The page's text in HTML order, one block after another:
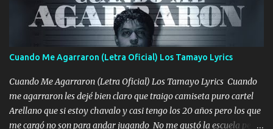
tranquilizando Tomense un buen trago Y así es como empezamos
los versos que voy cantando (Music) A vido alta y bajas La carreta
se atora Pero nunca le aflojamos Ya me han pasado cosas Y
aunque ustedes no sepan Pero la vida es muy corta Hay que
echarle chingazos Y seguir trabajando porque nada es...
Cuando Me Agarraron (Letra Oficial) Los Tamayo Lyrics
Cuando Me Agarraron (Letra Oficial) Los Tamayo Lyrics Cuando
me agarraron les dejé bien claro que traigo camiseta puro cartel
Arellano que si estoy chavalo y casi tengo los 20 años pero los que
me cargó no son para andar jugando No me gustó la escuela pero